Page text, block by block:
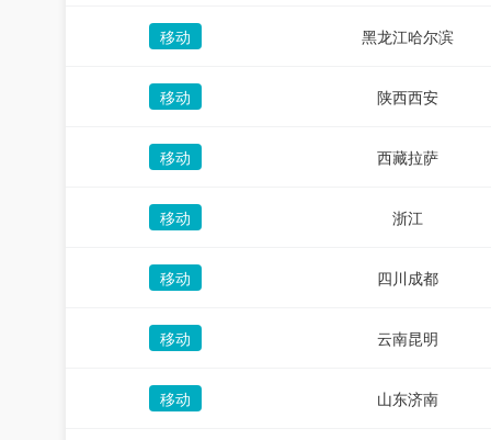
移动 黑龙江哈尔滨
移动 陕西西安
移动 西藏拉萨
移动 浙江
移动 四川成都
移动 云南昆明
移动 山东济南